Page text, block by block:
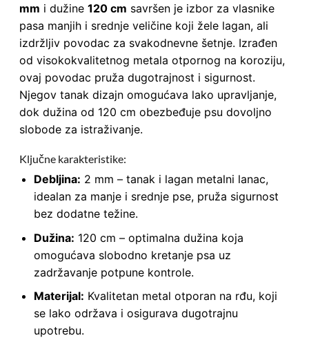
mm i dužine 120 cm savršen je izbor za vlasnike
pasa manjih i srednje veličine koji žele lagan, ali
izdržljiv povodac za svakodnevne šetnje. Izrađen
od visokokvalitetnog metala otpornog na koroziju,
ovaj povodac pruža dugotrajnost i sigurnost.
Njegov tanak dizajn omogućava lako upravljanje,
dok dužina od 120 cm obezbeđuje psu dovoljno
slobode za istraživanje.
Ključne karakteristike:
Debljina: 2 mm – tanak i lagan metalni lanac,
idealan za manje i srednje pse, pruža sigurnost
bez dodatne težine.
Dužina: 120 cm – optimalna dužina koja
omogućava slobodno kretanje psa uz
zadržavanje potpune kontrole.
Materijal: Kvalitetan metal otporan na rđu, koji
se lako održava i osigurava dugotrajnu
upotrebu.